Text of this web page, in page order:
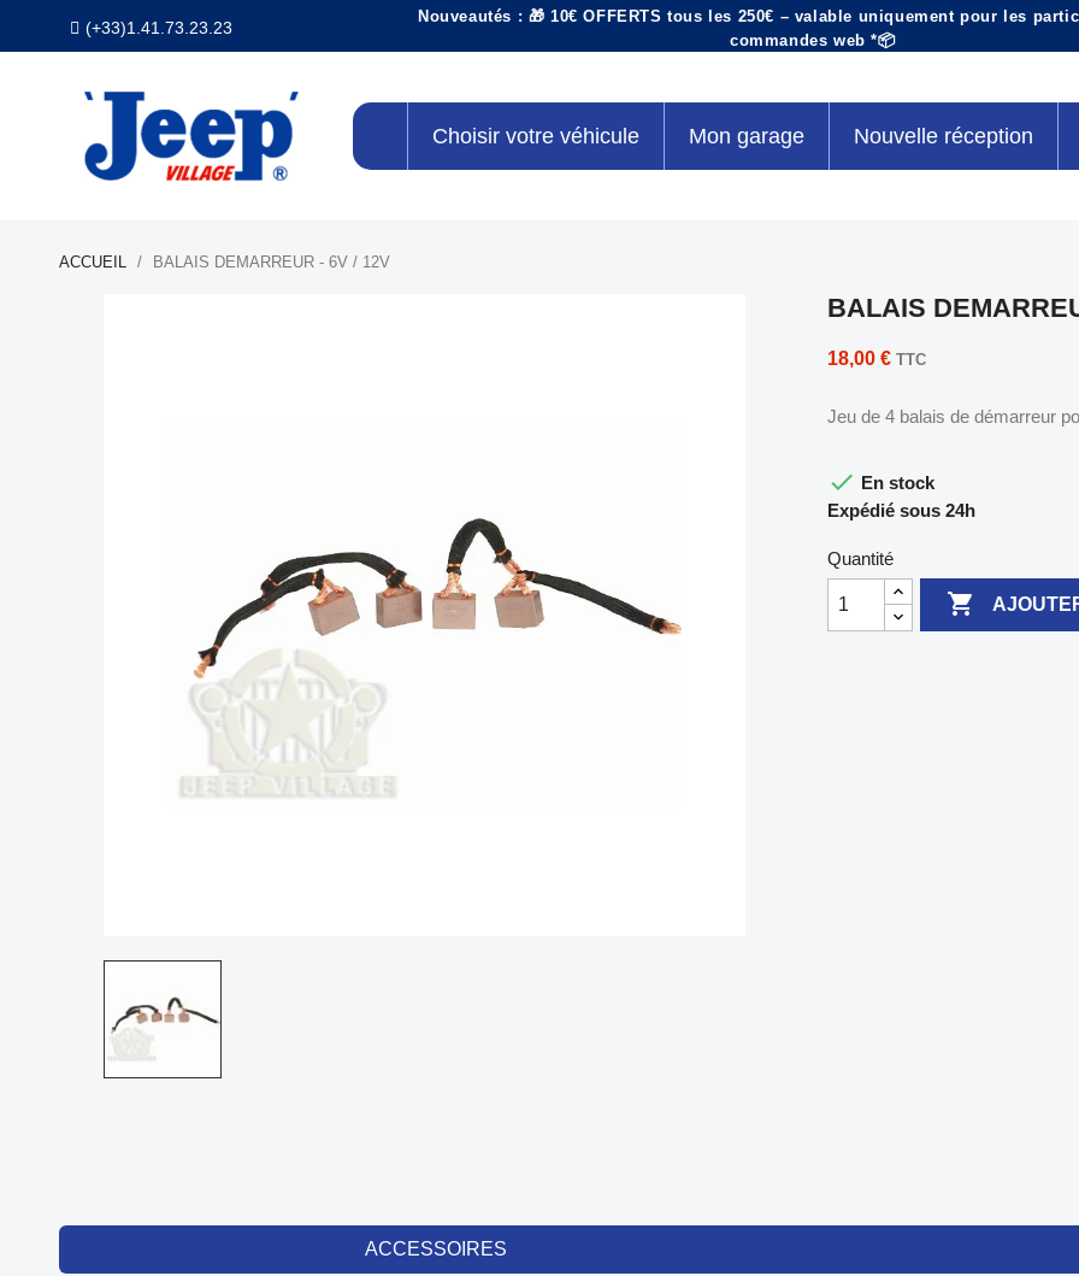
(+33)1.41.73.23.23
Nouveautés : 🎁 10€ OFFERTS tous les 250€ – valable uniquement pour les
commandes web *📦
Choisir votre véhicule Mon garage Nouvelle réception
ACCUEIL BALAIS DEMARREUR - 6V / 12V
BALAIS
18,00 € TTC
Jeu de 4 balais de démarreur
 En stock
Expédié sous 24h
Quantité

ACCESSOIRES